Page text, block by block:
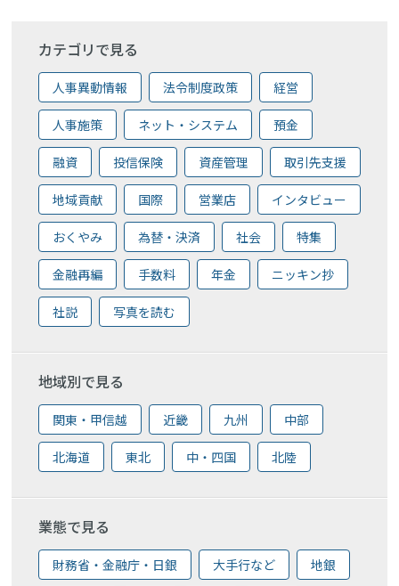
カテゴリで見る
人事異動情報 法令制度政策 経営
人事施策 ネット・システム 預金
融資 投信保険 資産管理 取引先支援
地域貢献 国際 営業店 インタビュー
おくやみ 為替・決済 社会 特集
金融再編 手数料 年金 ニッキン抄
社説 写真を読む
地域別で見る
関東・甲信越 近畿 九州 中部
北海道 東北 中・四国 北陸
業態で見る
財務省・金融庁・日銀 大手行など 地銀